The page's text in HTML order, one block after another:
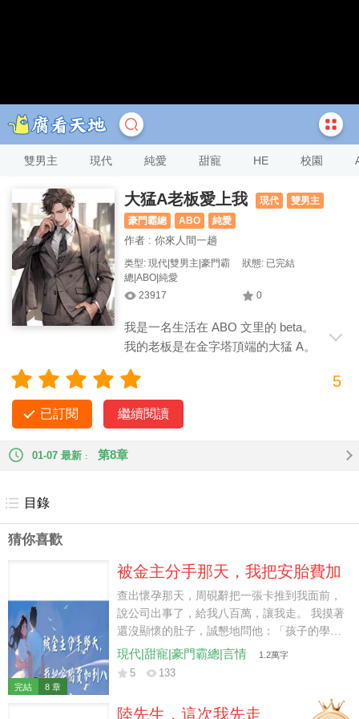
雙男主 現代 純愛 甜寵 HE 校園
大猛A老板愛上我 現代
雙男主
豪門霸總
ABO
純愛
作者 : 你來人間一趟
类型: 現代|雙男主|豪門霸
總|ABO|純愛
狀態: 已完結
23917 0
我是一名生活在 ABO 文里的 beta。
我的老板是在金字塔頂端的大猛 A。
個子就會縮在衣柜里委屈喊老婆。 關鍵過后還失憶。 這秘書當
的，又賣身又賣藝，還只賺一份錢。
5
已訂閱 繼續閱讀
01-07 最新 第8章
目錄
猜你喜歡
完結 8 章
被金主分手那天，我把安胎費加
到八百萬
查出懷孕那天，周硯辭把一張卡推到我面前，
說公司出事了，給我八百萬，讓我走。 我摸著
還沒顯懷的肚子，誠懇地問他：「孩子的學區
房、月嫂和鋼琴課，你是打算讓我去天橋底下
眾籌嗎？」 他沉默了半分鐘，又給我轉了兩百
搬牛奶。 曾經給我包下遊艇看煙花的男人，推
現代|甜寵|豪門霸總|言情 1.2萬字
5 133
陸先生，這次我先走